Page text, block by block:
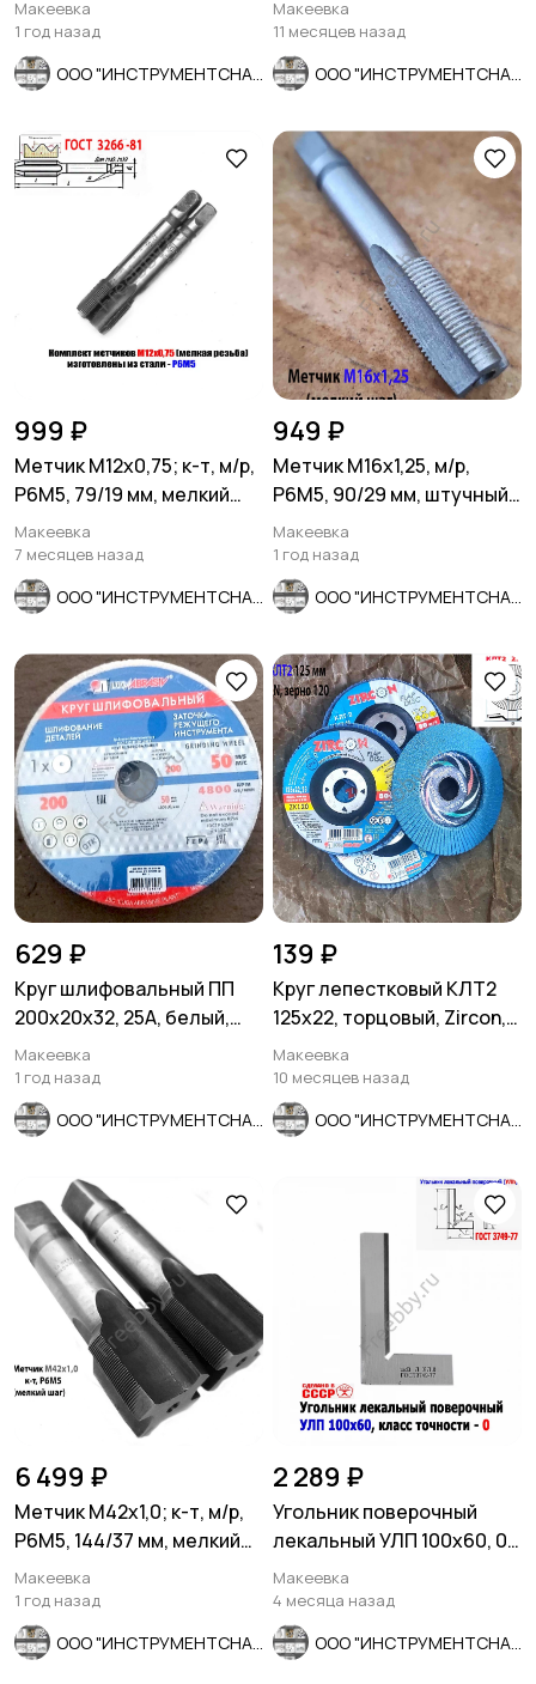
Макеевка
1 год назад
крупное.
Макеевка
11 месяцев назад
999 ₽
Метчик М12х0,75; к-т, м/р,
Р6М5, 79/19 мм, мелкий
шаг, шлиф, СССР.
Макеевка
7 месяцев назад
949 ₽
Метчик М16х1,25, м/р,
Р6М5, 90/29 мм, штучный,
мелкий шаг, шлифованный
Макеевка
1 год назад
629 ₽
Круг шлифовальный ПП
200х20х32, 25А, белый,
40СМ, среднее зерно.
Макеевка
1 год назад
139 ₽
Круг лепестковый КЛТ2
125х22, торцовый, Zircon,
зерно 120, ZK, средн.
Макеевка
10 месяцев назад
6 499 ₽
Метчик М42х1,0; к-т, м/р,
Р6М5, 144/37 мм, мелкий
шаг, СССР.
Макеевка
1 год назад
2 289 ₽
Угольник поверочный
лекальный УЛП 100х60, 0
кл точн, угол 90 гр, СССР.
Макеевка
4 месяца назад